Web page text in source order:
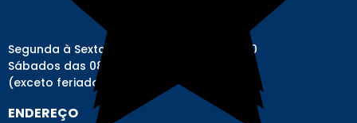
Segunda à Sexta-feira das 08h00 às 17h00
Sábados das 08h00 às 12h00
(exceto feriados)
ENDEREÇO